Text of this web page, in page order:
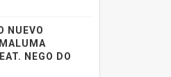
NUEVO
NEGO DO